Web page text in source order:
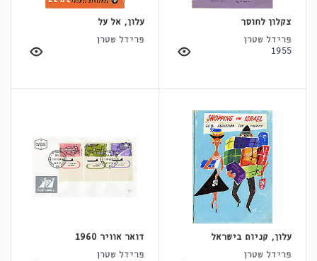
צקלון לחוסך
פרידל שטרן
1955
עלון, אל על
פרידל שטרן
עלון, קניות בישראל
פרידל שטרן
דואר אוויר 1960
פרידל שטרן